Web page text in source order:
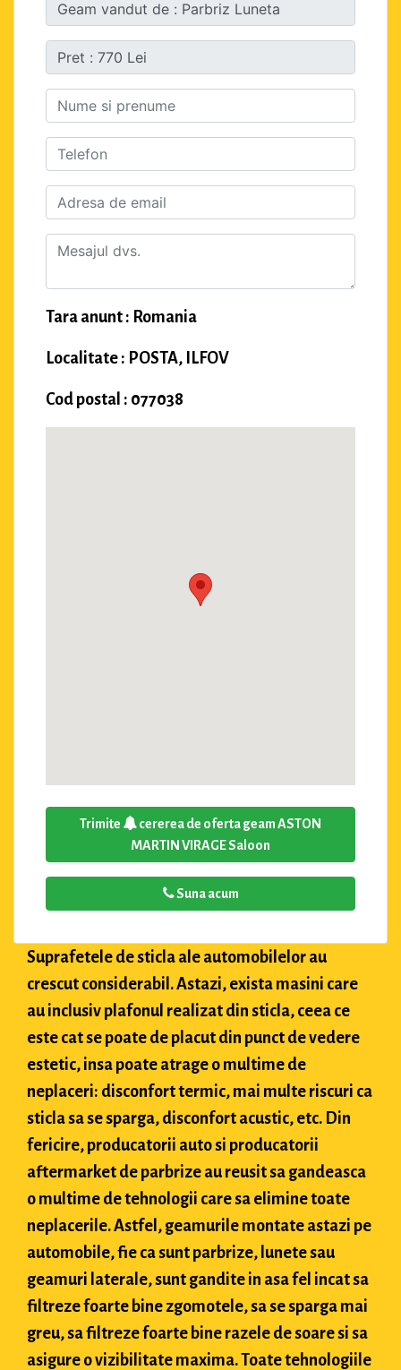
Tara anunt : Romania
Localitate : POSTA, ILFOV
Cod postal : 077038
Trimite
cererea de oferta geam ASTON
MARTIN VIRAGE Saloon
Suna acum
Suprafetele de sticla ale automobilelor au
crescut considerabil. Astazi, exista masini care
au inclusiv plafonul realizat din sticla, ceea ce
este cat se poate de placut din punct de vedere
estetic, insa poate atrage o multime de
neplaceri: disconfort termic, mai multe riscuri ca
sticla sa se sparga, disconfort acustic, etc. Din
fericire, producatorii auto si producatorii
aftermarket de parbrize au reusit sa gandeasca
o multime de tehnologii care sa elimine toate
neplacerile. Astfel, geamurile montate astazi pe
automobile, fie ca sunt parbrize, lunete sau
geamuri laterale, sunt gandite in asa fel incat sa
filtreze foarte bine zgomotele, sa se sparga mai
greu, sa filtreze foarte bine razele de soare si sa
asigure o vizibilitate maxima. Toate tehnologiile